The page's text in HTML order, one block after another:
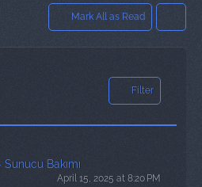
Mark All as Read
Filter
Bakımı
April 15, 2025 at 8:20 PM